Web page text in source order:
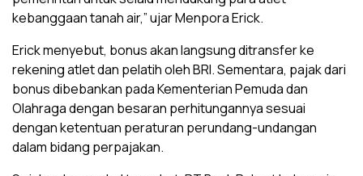
kebanggaan tanah air,” ujar Menpora Erick.
Erick menyebut, bonus akan langsung ditransfer ke
rekening atlet dan pelatih oleh BRI. Sementara, pajak dari
bonus dibebankan pada Kementerian Pemuda dan
Olahraga dengan besaran perhitungannya sesuai
dengan ketentuan peraturan perundang-undangan
dalam bidang perpajakan.